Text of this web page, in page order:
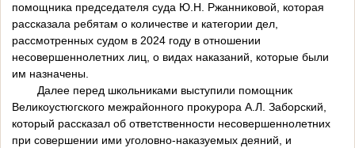
помощника председателя суда Ю.Н. Ржанниковой, которая
рассказала ребятам о количестве и категории дел,
рассмотренных судом в 2024 году в отношении
несовершеннолетних лиц, о видах наказаний, которые были
им назначены.
Далее перед школьниками выступили помощник
Великоустюгского межрайонного прокурора А.Л. Заборский,
который рассказал об ответственности несовершеннолетних
при совершении ими уголовно-наказуемых деяний, и